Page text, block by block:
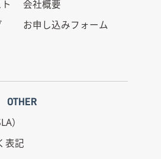
会社概要
お申し込みフォーム
OTHER
）
表記